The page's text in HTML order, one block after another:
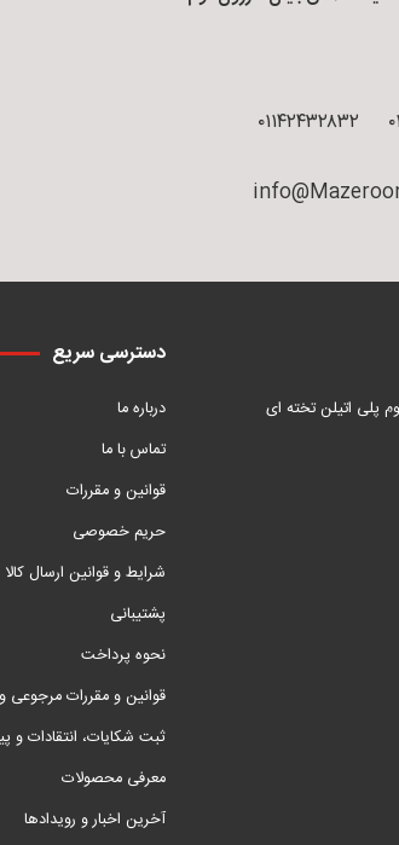
۰۱۱۴۲۴۳۲۸۳۲
پلی اتیلن تخته ای
دسترسی سریع
درباره ما
تماس با ما
قوانین و مقررات
حریم خصوصی
شرایط و قوانین ارسال کالا
پشتیبانی
نحوه پرداخت
قوانین و مقررات مرجوعی
ثبت شکایات، انتقادات و
معرفی محصولات
آخرین اخبار و رویدادها